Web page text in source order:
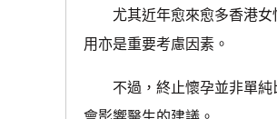
尤其近年愈來愈多香港女
用亦是重要考慮因素。
不過，終止懷孕並非單純